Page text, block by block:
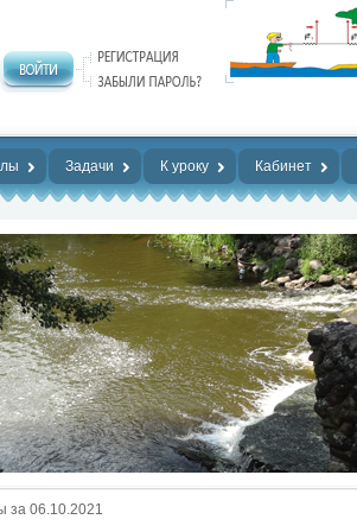
Задачи К уроку Кабинет
за 06.10.2021